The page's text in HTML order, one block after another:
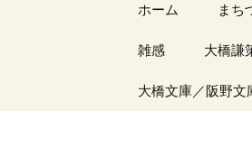
ホーム まち
雑感
アーカイブ（１）
大橋謙
アーカ
大橋文庫／阪野文